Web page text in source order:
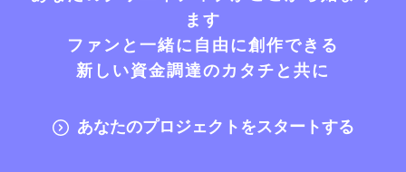
ます
ファンと一緒に自由に創作できる
新しい資金調達のカタチと共に
あなたのプロジェクトをスタートする